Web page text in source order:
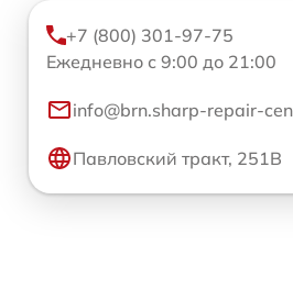
+7 (800) 301-97-75
Ежедневно с 9:00 до 21:00
info@brn.sharp-repair-
Павловский тракт, 251В